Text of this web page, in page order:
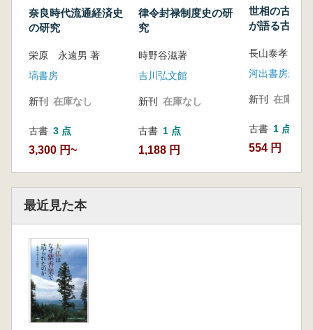
奈良時代流通経済史
の研究
栄原 永遠男 著
塙書房
新刊 在庫なし
古書 3 点
3,300 円~
律令封禄制度史の研
究
時野谷滋著
吉川弘文館
新刊 在庫なし
古書 1 点
1,188 円
世相の古代
が語る古代
長山泰孝 著
河出書房新社
新刊 在庫なし
古書 1 点
554 円
最近見た本